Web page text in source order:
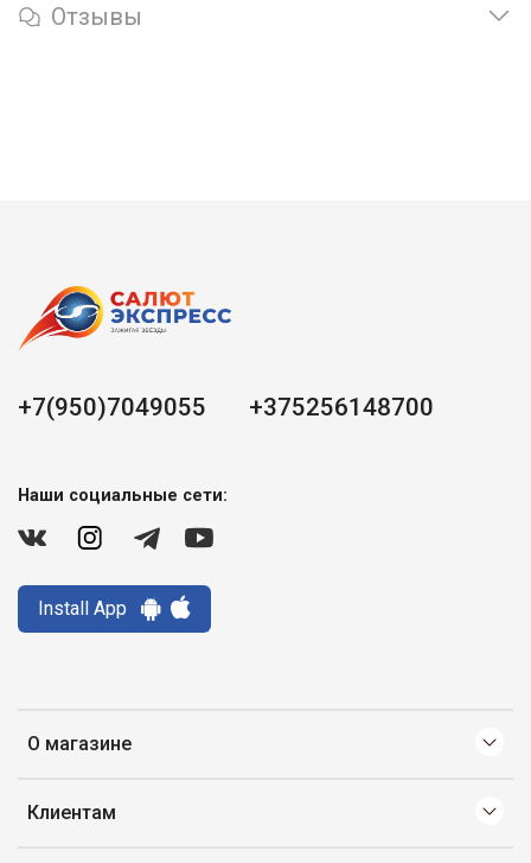
Отзывы
О магазине
Клиентам
+7(950)7049055 +375256148700
Наши социальные сети:
Install App